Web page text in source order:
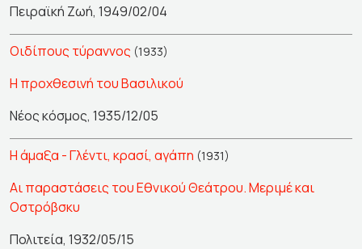
Πειραϊκή Ζωή, 1949/02/04
Οιδίπους τύραννος (1933)
Η προχθεσινή του Βασιλικού
Νέος κόσμος, 1935/12/05
Η άμαξα - Γλέντι, κρασί, αγάπη (1931)
Αι παραστάσεις του Εθνικού Θεάτρου. Μεριμέ και
Οστρόβσκυ
Πολιτεία, 1932/05/15